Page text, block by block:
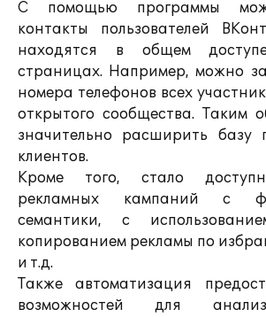
С помощью программы
контакты пользователей
находятся в общем
страницах. Например, можно
номера телефонов всех
открытого сообщества. Таким
значительно расширить базу
клиентов.
Кроме того, стало
рекламных кампаний с
семантики, с
копированием рекламы по
и т.д.
Также автоматизация
возможностей для